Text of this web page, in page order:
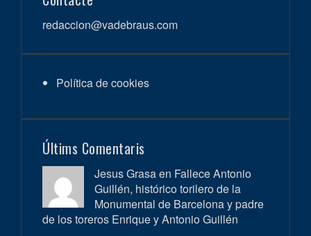
redaccion@vadebraus.com
Política de cookies
Últims Comentaris
Jesus Grasa en Fallece Antonio
Guillén, histórico torilero de la
Monumental de Barcelona y padre
de los toreros Enrique y Antonio Guillén